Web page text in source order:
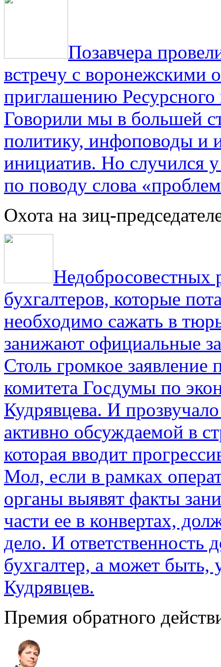
Позавчера
встречу с воронежскими
приглашению
Говорили мы в большей
политику, инфоповоды
инициатив. Но случился
по поводу слова
Охота на зиц-
Недобросовестных
бухгалтеров, которые
необходимо сажать в
занижают официальные
Столь громкое заявление
комитета Госдумы по
Кудрявцева. И
активно обсуждаемой в
которая вводит
Мол, если в рамках
органы выявят факты
части ее в конвертах,
дело. И ответственность
бухгалтер, а может быть,
Кудрявцев.
Премия обратного